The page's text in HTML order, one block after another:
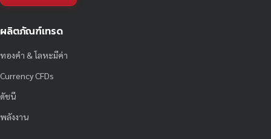
ผลิตภัณฑ์เทรด
ทองคำ & โลหะมีค่า
Currency CFDs
ดัชนี
พลังงาน